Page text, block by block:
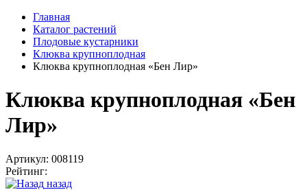
Главная
Каталог растений
Плодовые кустарники
Клюква крупноплодная
Клюква крупноплодная «Бен Лир»
Клюква крупноплодная «Бен
Лир»
Артикул: 008119
Рейтинг:
назад